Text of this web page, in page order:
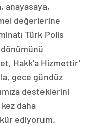
anayasaya,
değerlerine
Türk Polis
dönümünü
Hakk’a Hizmettir’
gece gündüz
desteklerini
daha
ediyorum.